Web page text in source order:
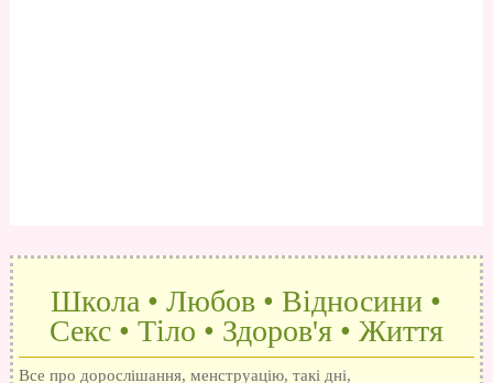
Школа • Любов • Відносини •
Секс • Тіло • Здоров'я • Життя
Все про дорослішання, менструацію, такі дні,